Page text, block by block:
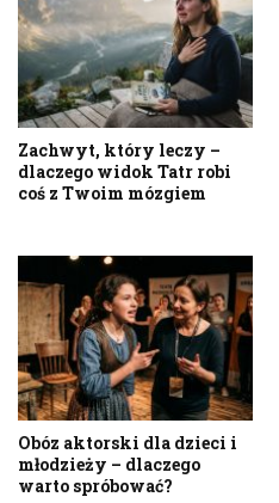
Zachwyt, który leczy –
dlaczego widok Tatr robi
coś z Twoim mózgiem
Obóz aktorski dla dzieci i
młodzieży – dlaczego
warto spróbować?